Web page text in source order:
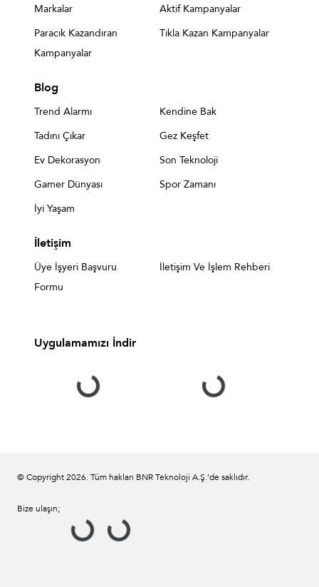
Markalar
Aktif Kampanyalar
Paracık Kazandıran
Kampanyalar
Tıkla Kazan Kampanyalar
Blog
Trend Alarmı
Kendine Bak
Tadını Çıkar
Gez Keşfet
Ev Dekorasyon
Son Teknoloji
Gamer Dünyası
Spor Zamanı
İyi Yaşam
İletişim
Üye İşyeri Başvuru
Formu
İletişim Ve İşlem Rehberi
Uygulamamızı İndir
© Copyright2026. Tüm hakları BNR Teknoloji A.Ş.’de saklıdır.
Bize ulaşın;